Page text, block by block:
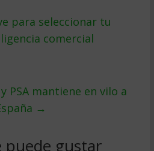
para seleccionar tu
comercial
PSA mantiene en vilo a
→
puede gustar